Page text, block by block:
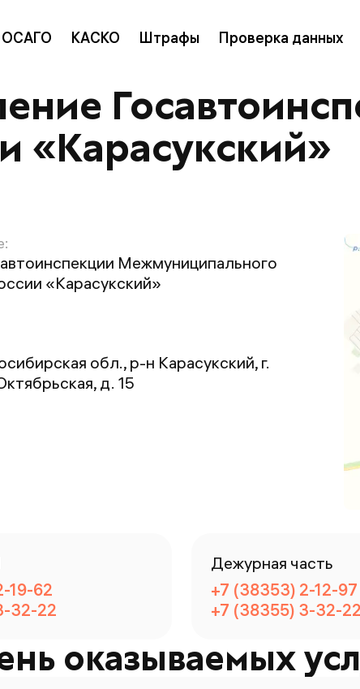
ОСАГО КАСКО Штрафы Проверка данных
«Карасукский»
Межмуниципального
«Карасукский»
обл., р-н Карасукский, г.
д. 15
19-62
32-22
Дежурная часть
+7 (38353) 2-12-97
+7 (38355) 3-32-22
оказываемых